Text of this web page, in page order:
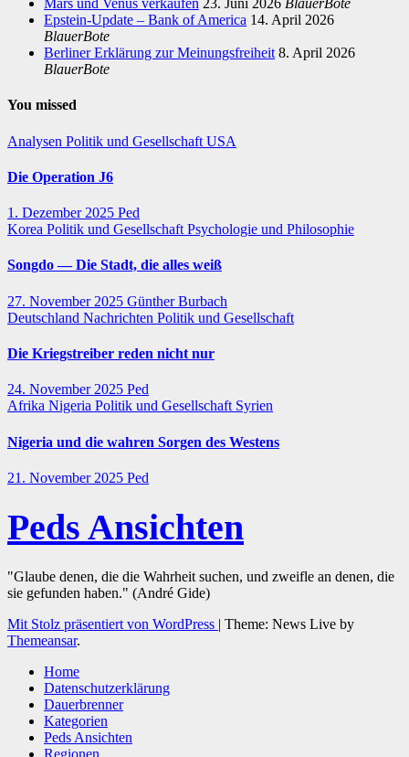
Mars und Venus verkaufen 23. Juni 2026 BlauerBote
Epstein-Update – Bank of America 14. April 2026
BlauerBote
Berliner Erklärung zur Meinungsfreiheit 8. April 2026
BlauerBote
You missed
Analysen Politik und Gesellschaft USA
Die Operation J6
1. Dezember 2025 Ped
Korea Politik und Gesellschaft Psychologie und Philosophie
Songdo — Die Stadt, die alles weiß
27. November 2025 Günther Burbach
Deutschland Nachrichten Politik und Gesellschaft
Die Kriegstreiber reden nicht nur
24. November 2025 Ped
Afrika Nigeria Politik und Gesellschaft Syrien
Nigeria und die wahren Sorgen des Westens
21. November 2025 Ped
Peds Ansichten
"Glaube denen, die die Wahrheit suchen, und zweifle an denen, die
sie gefunden haben." (André Gide)
Mit Stolz präsentiert von WordPress | Theme: News Live by
Themeansar.
Home
Datenschutzerklärung
Dauerbrenner
Kategorien
Peds Ansichten
Regionen